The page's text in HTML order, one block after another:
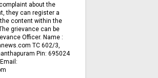
about the
they can register a
content within the
grievance can be
Officer. Name :
TC 602/3,
Pin: 695024